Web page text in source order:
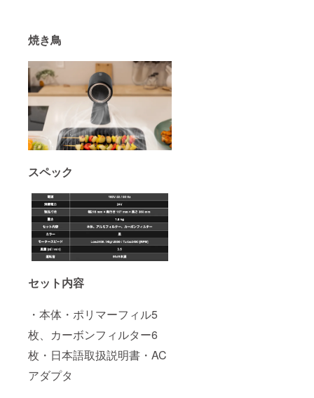
焼き鳥
スペック
セット内容
・本体・ポリマーフィル5
枚、カーボンフィルター6
枚・日本語取扱説明書・AC
アダプタ